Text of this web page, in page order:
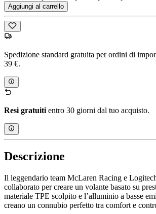
Aggiungi al carrello
Spedizione standard gratuita per ordini di
39 €.
Resi gratuiti entro 30 giorni dal tuo acquisto.
Descrizione
Il leggendario team McLaren Racing e
collaborato per creare un volante basato su
materiale TPE scolpito e l’alluminio a basse
creano un connubio perfetto tra comfort e